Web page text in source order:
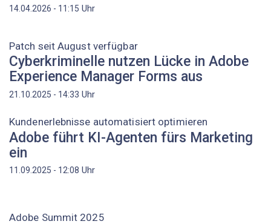
14.04.2026 - 11:15 Uhr
Patch seit August verfügbar
Cyberkriminelle nutzen Lücke in Adobe
Experience Manager Forms aus
21.10.2025 - 14:33 Uhr
Kundenerlebnisse automatisiert optimieren
Adobe führt KI-Agenten fürs Marketing
ein
11.09.2025 - 12:08 Uhr
Adobe Summit 2025